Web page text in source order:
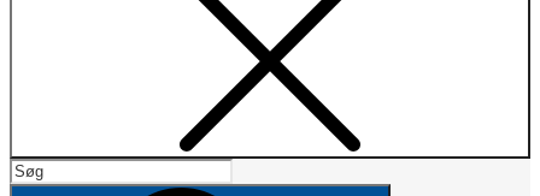
Search
for: